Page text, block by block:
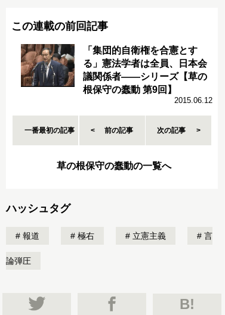
この連載の前回記事
「集団的自衛権を合憲とす
る」憲法学者は全員、日本会
議関係者――シリーズ【草の
根保守の蠢動 第9回】
2015.06.12
一番最初の記事 前の記事 次の記事
草の根保守の蠢動の一覧へ
ハッシュタグ
報道 極右 立憲主義 言
論弾圧
B!